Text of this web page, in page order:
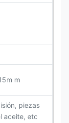
m
piezas
aceite, etc